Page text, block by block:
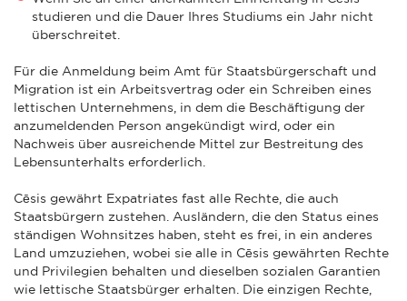
studieren und die Dauer Ihres Studiums ein Jahr nicht
überschreitet.
Für die Anmeldung beim Amt für Staatsbürgerschaft und
Migration ist ein Arbeitsvertrag oder ein Schreiben eines
lettischen Unternehmens, in dem die Beschäftigung der
anzumeldenden Person angekündigt wird, oder ein
Nachweis über ausreichende Mittel zur Bestreitung des
Lebensunterhalts erforderlich.
Cēsis gewährt Expatriates fast alle Rechte, die auch
Staatsbürgern zustehen. Ausländern, die den Status eines
ständigen Wohnsitzes haben, steht es frei, in ein anderes
Land umzuziehen, wobei sie alle in Cēsis gewährten Rechte
und Privilegien behalten und dieselben sozialen Garantien
wie lettische Staatsbürger erhalten. Die einzigen Rechte,